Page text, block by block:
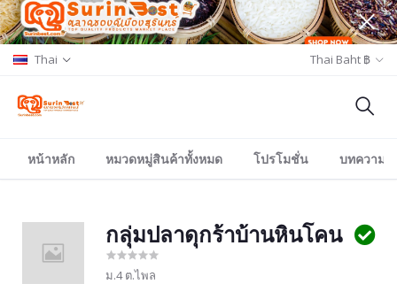
Thai Thai Baht ฿
หน้าหลัก หมวดหมู่สินค้าทั้งหมด โปรโมชั่น บทความ/
กลุ่มปลาดุกร้าบ้านหินโคน
ม.4 ต.ไพล